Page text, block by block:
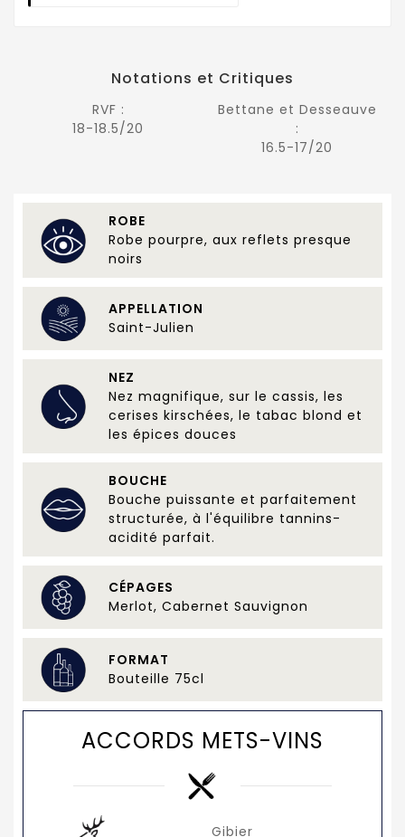
Notations et Critiques
RVF :
18-18.5/20
Bettane et Desseauve
:
16.5-17/20
ROBE
Robe pourpre, aux reflets presque
noirs
APPELLATION
Saint-Julien
NEZ
Nez magnifique, sur le cassis, les
cerises kirschées, le tabac blond et
les épices douces
BOUCHE
Bouche puissante et parfaitement
structurée, à l'équilibre tannins-
acidité parfait.
CÉPAGES
Merlot, Cabernet Sauvignon
FORMAT
Bouteille 75cl
ACCORDS METS-VINS
Gibier